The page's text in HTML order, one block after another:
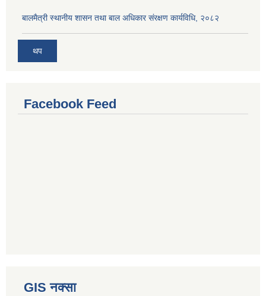
बालमैत्री स्थानीय शासन तथा बाल अधिकार संरक्षण कार्यविधि, २०८२
थप
Facebook Feed
GIS नक्सा